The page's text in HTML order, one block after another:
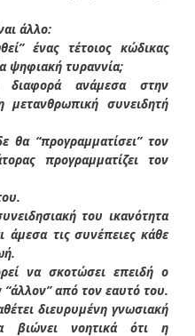
άλλο:
ένας τέτοιος κώδικας
ψηφιακή τυραννία;
ανάμεσα στην
συνειδητή
θα “προγραμματίσει” τον
προγραμματίζει τον
του ικανότητα
άμεσα τις συνέπειες κάθε
να σκοτώσει επειδή ο
“άλλον” από τον εαυτό του.
διευρυμένη γνωσιακή
βιώνει νοητικά ότι η